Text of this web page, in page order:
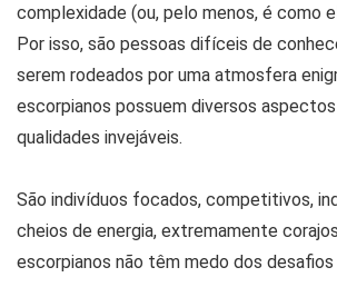
complexidade (ou, pelo menos, é como
Por isso, são pessoas difíceis de
serem rodeados por uma atmosfera
escorpianos possuem diversos
qualidades invejáveis.
São indivíduos focados, competitivos,
cheios de energia, extremamente
escorpianos não têm medo dos desafios